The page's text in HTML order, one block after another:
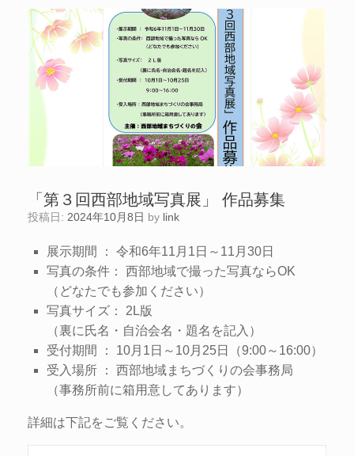
「第３回西部地域写真展」 作品募集
投稿日: 2024年10月8日 by link
展示期間 ： 令和6年11月1日～11月30日
写真の条件： 西部地域で撮った写真ならOK
（どなたでも参加ください）
写真サイズ： 2L版
（裏に氏名・自治会名・題名を記入）
受付期間 ： 10月1日～10月25日（9:00～16:00）
受入場所 ： 西部地域まちづくりの会事務局
（事務所前に箱用意してあります）
詳細は下記をご覧ください。